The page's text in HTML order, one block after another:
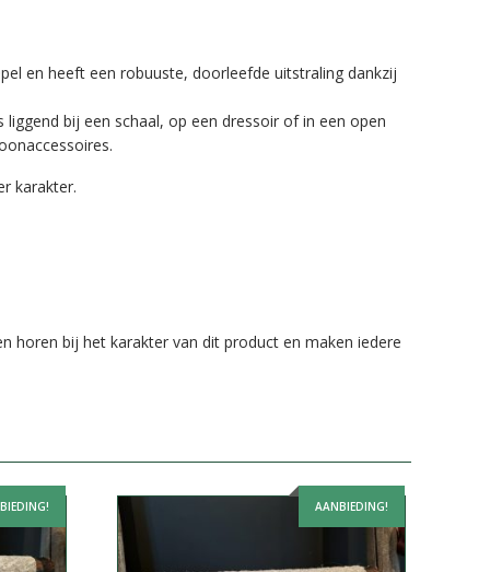
en heeft een robuuste, doorleefde uitstraling dankzij
bij een schaal, op een dressoir of in een open
karakter.
horen bij het karakter van dit product en maken iedere
AANBIEDING!